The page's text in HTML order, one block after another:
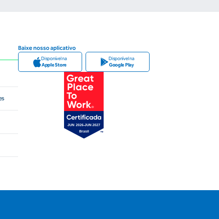
Baixe nosso aplicativo
Disponível na
Apple Store
Disponível na
Google Play